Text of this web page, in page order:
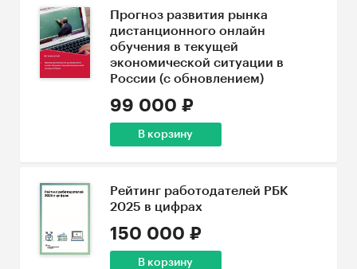
Прогноз развития рынка
дистанционного онлайн
обучения в текущей
экономической ситуации в
России (с обновлением)
99 000 ₽
В корзину
Рейтинг работодателей РБК
2025 в цифрах
150 000 ₽
В корзину